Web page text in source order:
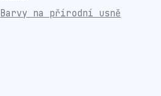
Barvy na přírodní usně